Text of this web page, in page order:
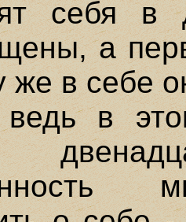
себя в
а
же в себе
в